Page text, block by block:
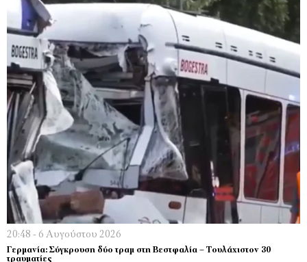
20:48 - 6 Αυγούστου 2026
Γερμανία: Σύγκρουση δύο τραμ στη Βεστφαλία – Τουλάχιστον 30
τραυματίες